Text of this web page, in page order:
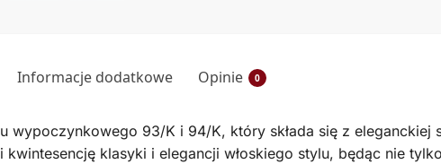
Informacje dodatkowe Opinie 0
wypoczynkowego 93/K i 94/K, który składa się z eleganckiej
klasyki i elegancji włoskiego stylu, będąc nie